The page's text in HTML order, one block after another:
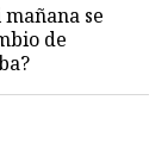
se
de